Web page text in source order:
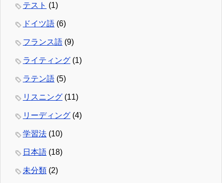
テスト (1)
ドイツ語 (6)
フランス語 (9)
ライティング (1)
ラテン語 (5)
リスニング (11)
リーディング (4)
学習法 (10)
日本語 (18)
未分類 (2)